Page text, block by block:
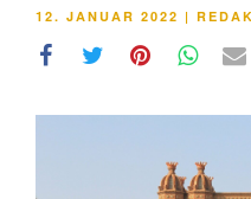
VERÖFFENTLICHT
12. JANUAR 2022 |